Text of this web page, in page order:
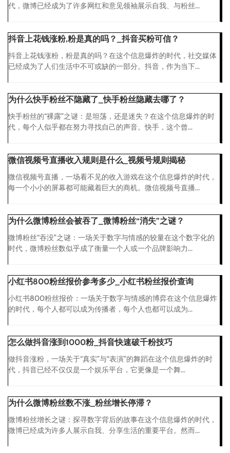
代，微博已经成为了许多网红和意见领袖展示自我、与粉丝...
抖音上花钱涨粉,粉是真的吗？_抖音买粉可信？
抖音上花钱涨粉，粉是真的吗？在这个信息爆炸的时代，社交媒体
已经成为了人们生活中不可或缺的一部分。抖音，作为当下...
为什么快手粉丝不隐藏了_快手粉丝隐藏去哪了？
快手粉丝的“裸露”之谜：是坦荡，还是迷失？在这个信息爆炸的时
代，每个人似乎都在努力寻找自己的声音。快手，这个曾...
微信视频号直播收入规则是什么_视频号规则揭秘
微信视频号直播，一场看不见的收入游戏在这个信息爆炸的时代，
每一个小小的屏幕都可能藏着巨大的商机。微信视频号直播...
为什么微博粉丝会被吞了_微博粉丝“消失”之谜？
微博粉丝“吞没”之谜：一场关于数字与情感的较量在这个数字化的
时代，微博粉丝数似乎成了衡量一个人或一个品牌影响力...
小红书800粉丝报价参考多少_小红书粉丝报价查询
小红书800粉丝报价：一场关于数字与情感的博弈在这个信息爆炸
的时代，每个人都可以成为传播者，每个人也都可以成为...
怎么做抖音涨到1000粉_抖音快速破千粉技巧
做抖音涨粉，一场关于“真实”与“表演”的舞蹈在这个信息爆炸的时
代，抖音已经不仅仅是一个娱乐平台，它更像是一个舞...
为什么微博粉丝数不涨_粉丝增长停滞？
微博粉丝增长之谜：探寻数字背后的故事在这个信息爆炸的时代，
微博已经成为许多人展示自我、分享生活的重要平台。然而...